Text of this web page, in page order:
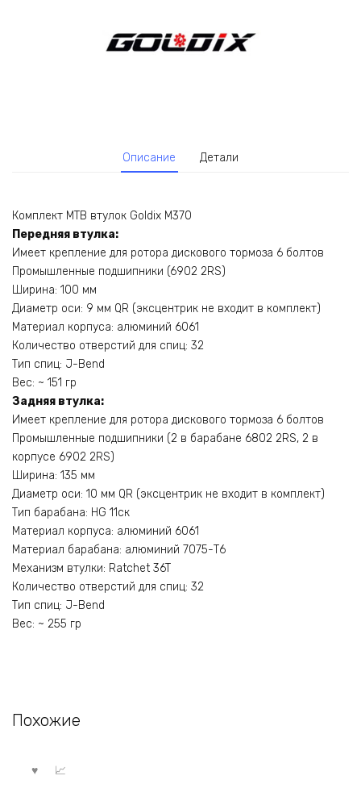
Описание Детали
Комплект MTB втулок Goldix M370
Передняя втулка:
Имеет крепление для ротора дискового тормоза 6 болтов
Промышленные подшипники (6902 2RS)
Ширина: 100 мм
Диаметр оси: 9 мм QR (эксцентрик не входит в комплект)
Материал корпуса: алюминий 6061
Количество отверстий для спиц: 32
Тип спиц: J-Bend
Вес: ~ 151 гр
Задняя втулка:
Имеет крепление для ротора дискового тормоза 6 болтов
Промышленные подшипники (2 в барабане 6802 2RS, 2 в
корпусе 6902 2RS)
Ширина: 135 мм
Диаметр оси: 10 мм QR (эксцентрик не входит в комплект)
Тип барабана: HG 11ск
Материал корпуса: алюминий 6061
Материал барабана: алюминий 7075-Т6
Механизм втулки: Ratchet 36T
Количество отверстий для спиц: 32
Тип спиц: J-Bend
Вес: ~ 255 гр
Похожие